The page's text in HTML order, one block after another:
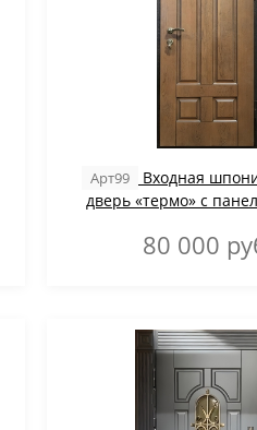
Арт99
Входная
дверь «термо» с
80 000